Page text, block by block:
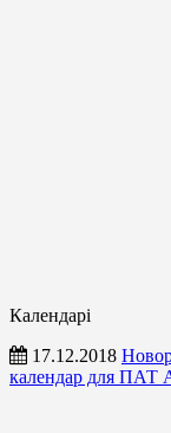
Календарі
17.12.2018
календар для ПАТ